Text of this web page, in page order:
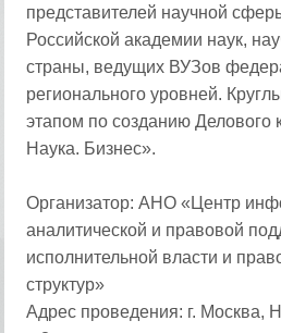
представителей научной
Российской академии наук,
страны, ведущих ВУЗов
регионального уровней.
этапом по созданию Делового
Наука. Бизнес».
Организатор: АНО «Центр
аналитической и правовой
исполнительной власти и
структур»
Адрес проведения: г. Москва,